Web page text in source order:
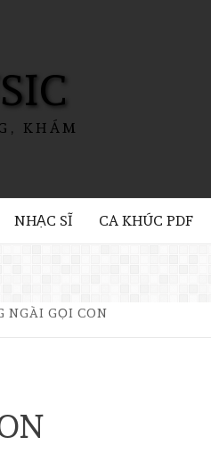
KHÁM
NHẠC SĨ CA KHÚC PDF
NGÀI GỌI CON